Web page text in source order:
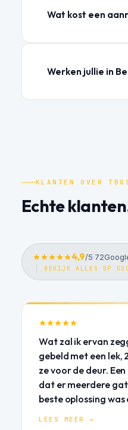
Wat kost een
Werken jullie in
KLANTEN OVER
Echte
4,9/5·72
BEKIJK ALLES OP
Wat zal ik ervan
gebeld met een lek,
ze voor de deur.
dat er meerdere
beste oplossing was
LEES MEER →